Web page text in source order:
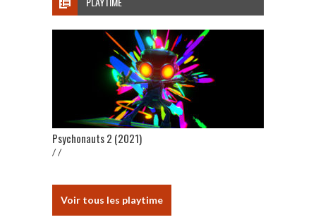
Psychonauts 2 (2021)
/ /
Voir tous les playtime